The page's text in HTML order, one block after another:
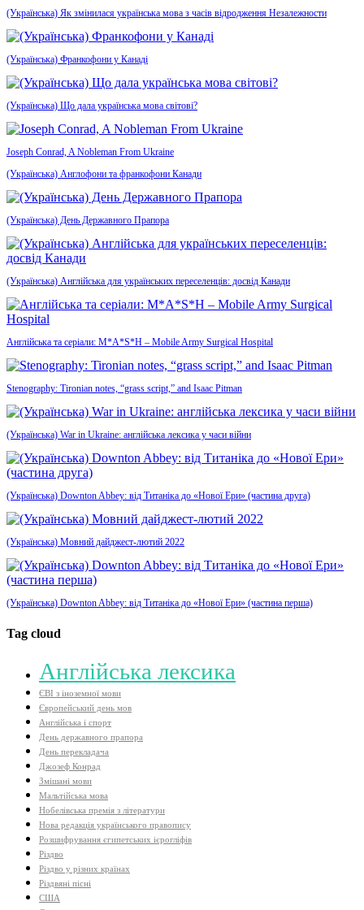
(Українська) Як змінилася українська мова з часів відродження Незалежности
(Українська) Франкофони у Канаді
(Українська) Що дала українська мова світові?
Joseph Conrad, A Nobleman From Ukraine
(Українська) Англофони та франкофони Канади
(Українська) День Державного Прапора
(Українська) Англійська для українських переселенців: досвід Канади
Англійська та серіали: M*A*S*H – Mobile Army Surgical Hospital
Stenography: Tironian notes, “grass script,” and Isaac Pitman
(Українська) War in Ukraine: англійська лексика у часи війни
(Українська) Downton Abbey: від Титаніка до «Нової Ери» (частина друга)
(Українська) Мовний дайджест-лютий 2022
(Українська) Downton Abbey: від Титаніка до «Нової Ери» (частина перша)
Tag cloud
Aнглійська лексика
ЄВІ з іноземної мови
Європейський день мов
Англійська і спорт
День державного прапора
День перекладача
Джозеф Конрад
Змішані мови
Мальтійська мова
Нобелівська премія з літератури
Нова редакція українського правопису
Розшифрування єгипетських ієрогліфів
Різдво
Різдво у різних країнах
Різдвяні пісні
США